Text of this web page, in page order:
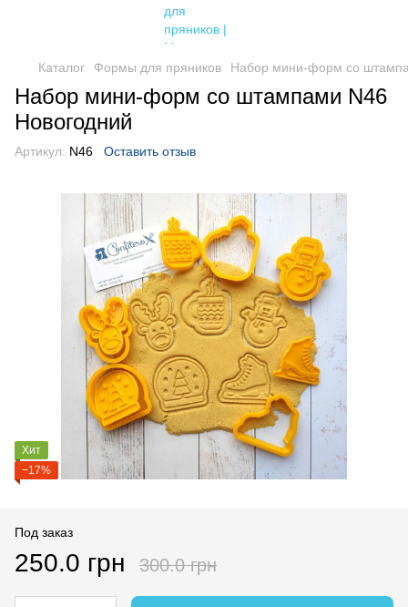
Каталог Формы для пряников Набор мини-форм со
Набор мини-форм со штампами N46
Новогодний
Артикул: N46 Оставить отзыв
Хит
−17%
Под заказ
250.0 грн 300.0 грн